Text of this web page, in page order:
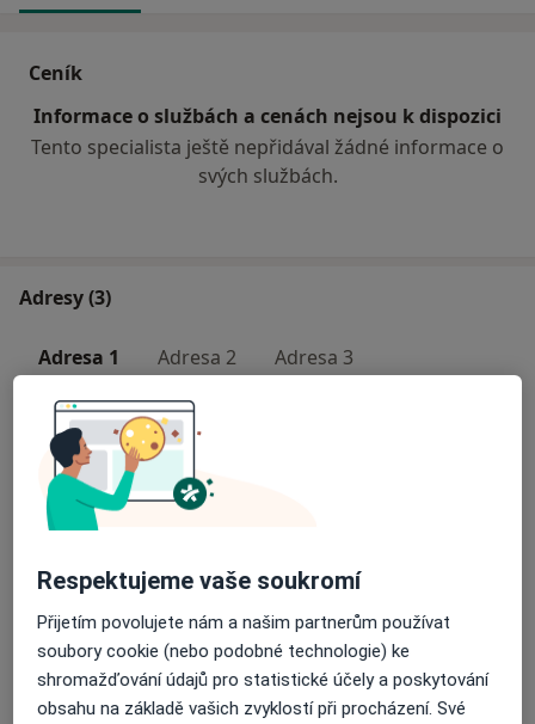
Ceník
Informace o službách a cenách nejsou k dispozici
Tento specialista ještě nepřidával žádné informace o
svých službách.
Adresy (3)
Adresa 1 Adresa 2 Adresa 3
Radiodiagnostické oddělení
Živonínská 1630,
Dostupnost
Na této adrese online kalendář není aktivní
Co mám v takové situaci udělat?
Respektujeme vaše soukromí
Přijetím povolujete nám a našim partnerům používat
soubory cookie (nebo podobné technologie) ke
shromažďování údajů pro statistické účely a poskytování
obsahu na základě vašich zvyklostí při procházení. Své